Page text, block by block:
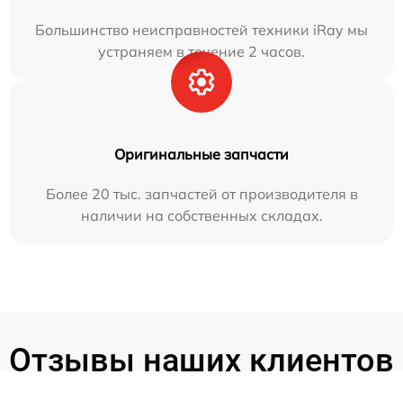
Большинство неисправностей техники iRay мы
устраняем в течение 2 часов.
Оригинальные запчасти
Более 20 тыс. запчастей от производителя в
наличии на собственных складах.
Отзывы наших клиентов